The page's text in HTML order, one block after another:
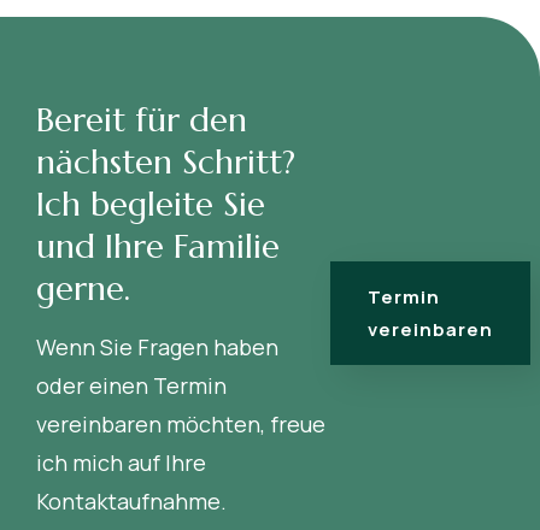
Bereit für den
nächsten Schritt?
Ich begleite Sie
und Ihre Familie
gerne.
Wenn Sie Fragen haben
oder einen Termin
vereinbaren möchten, freue
ich mich auf Ihre
Kontaktaufnahme.
Termin
vereinbaren